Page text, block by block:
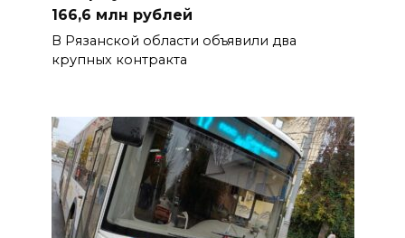
166,6 млн рублей
В Рязанской области объявили два
крупных контракта